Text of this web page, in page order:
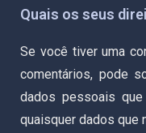
Quais os seus
Se você tiver uma
comentários, pode
dados pessoais
quaisquer dados que